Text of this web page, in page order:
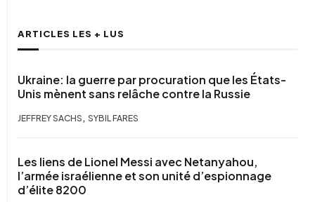
ARTICLES LES + LUS
Ukraine: la guerre par procuration que les États-
Unis mènent sans relâche contre la Russie
JEFFREY SACHS , SYBIL FARES
Les liens de Lionel Messi avec Netanyahou,
l’armée israélienne et son unité d’espionnage
d’élite 8200